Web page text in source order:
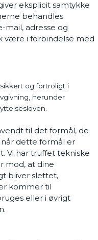
eksplicit samtykke
behandles
mail, adresse og
være i forbindelse med
og fortroligt i
herunder
til det formål, de
dette formål er
Vi har truffet tekniske
mod, at dine
bliver slettet,
kommer til
eller i øvrigt